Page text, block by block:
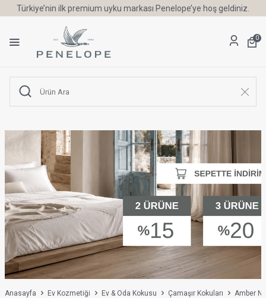
Türkiye’nin ilk premium uyku markası Penelope’ye hoş geldiniz.
0
Anasayfa Ev Kozmetiği Ev & Oda Kokusu Çamaşır Kokuları Amber